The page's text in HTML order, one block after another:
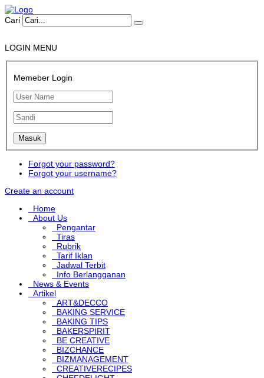
Cari
LOGIN MENU
Memeber Login
Forgot your password?
Forgot your username?
Create an account
Home
About Us
Pengantar
Tiras
Rubrik
Tarif Iklan
Jadwal Terbit
Info Berlangganan
News & Events
Artikel
ART&DECCO
BAKING SERVICE
BAKING TIPS
BAKERSPIRIT
BE CREATIVE
BIZCHANCE
BIZMANAGEMENT
CREATIVERECIPES